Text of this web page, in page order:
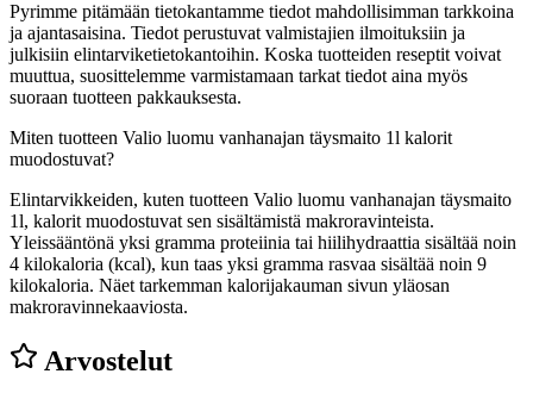
Pyrimme pitämään tietokantamme tiedot mahdollisimman tarkkoina
ja ajantasaisina. Tiedot perustuvat valmistajien ilmoituksiin ja
julkisiin elintarviketietokantoihin. Koska tuotteiden reseptit voivat
muuttua, suosittelemme varmistamaan tarkat tiedot aina myös
suoraan tuotteen pakkauksesta.
Miten tuotteen Valio luomu vanhanajan täysmaito 1l kalorit
muodostuvat?
Elintarvikkeiden, kuten tuotteen Valio luomu vanhanajan täysmaito
1l, kalorit muodostuvat sen sisältämistä makroravinteista.
Yleissääntönä yksi gramma proteiinia tai hiilihydraattia sisältää noin
4 kilokaloria (kcal), kun taas yksi gramma rasvaa sisältää noin 9
kilokaloria. Näet tarkemman kalorijakauman sivun yläosan
makroravinnekaaviosta.
Arvostelut